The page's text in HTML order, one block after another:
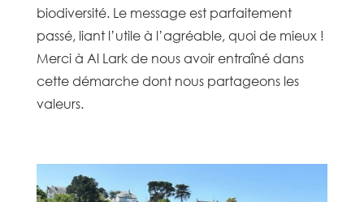
biodiversité. Le message est parfaitement
passé, liant l’utile à l’agréable, quoi de mieux !
Merci à Al Lark de nous avoir entraîné dans
cette démarche dont nous partageons les
valeurs.